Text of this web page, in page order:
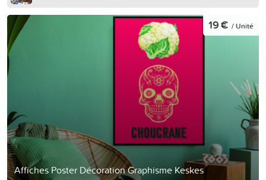
Affiches Poster Décoration Graphisme Keskes
19 € / Unité